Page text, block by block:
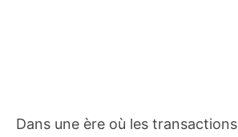
Dans une ère où les